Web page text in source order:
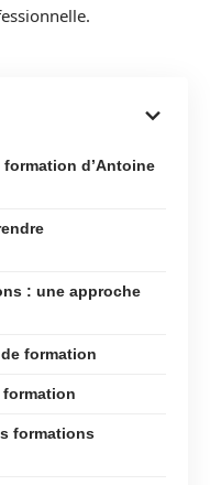
d’Antoine
: une approche
formation
formations